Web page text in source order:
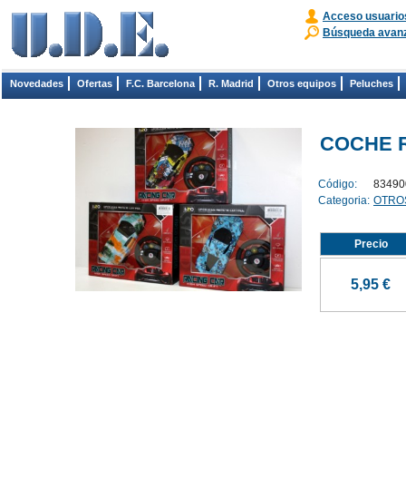
Acceso
Búsqueda
Novedades Ofertas F.C. Barcelona R. Madrid Otros equipos Peluches
COCHE
Código:
Categoria:
Precio
5,95 €